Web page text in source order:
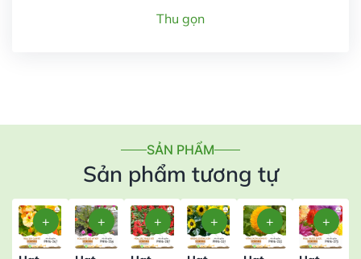
Thu gọn
SẢN PHẨM
Sản phẩm tương tự